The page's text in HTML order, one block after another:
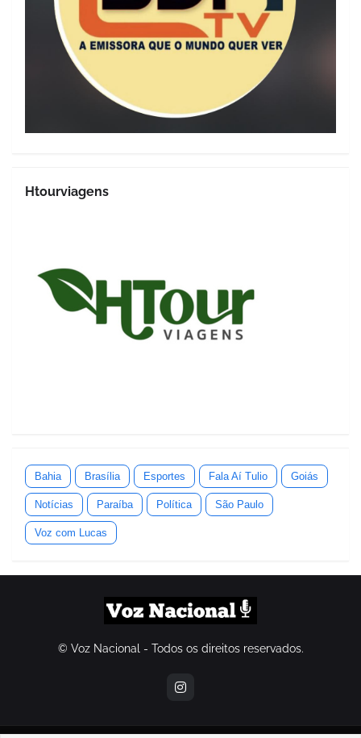
Htourviagens
Bahia Brasília Esportes Fala Aí Tulio Goiás
Notícias Paraíba Política São Paulo
Voz com Lucas
© Voz Nacional - Todos os direitos reservados.